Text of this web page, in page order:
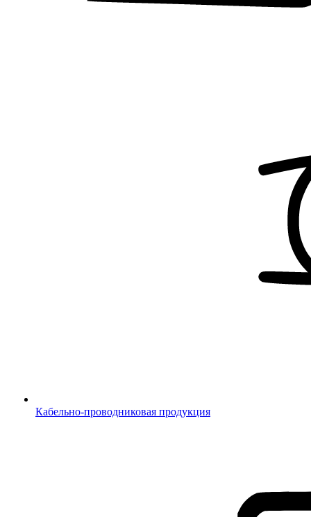
Кабельно-проводниковая продукция